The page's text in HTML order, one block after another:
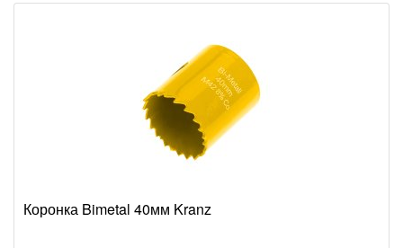
Коронка Bimetal 40мм Kranz